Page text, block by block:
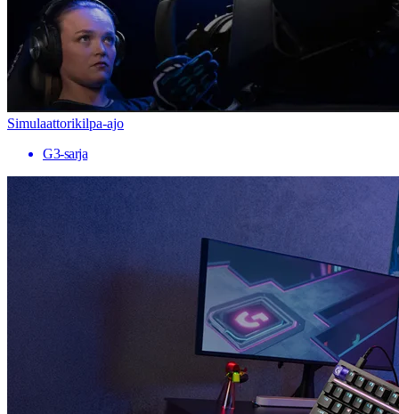
Simulaattorikilpa-ajo
G3-sarja